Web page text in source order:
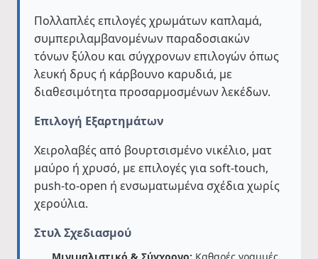
Πολλαπλές επιλογές χρωμάτων καπλαμά,
συμπεριλαμβανομένων παραδοσιακών
τόνων ξύλου και σύγχρονων επιλογών όπως
λευκή δρυς ή κάρβουνο καρυδιά, με
διαθεσιμότητα προσαρμοσμένων λεκέδων.
Επιλογή Εξαρτημάτων
Χειρολαβές από βουρτσισμένο νικέλιο, ματ
μαύρο ή χρυσό, με επιλογές για soft-touch,
push-to-open ή ενσωματωμένα σχέδια χωρίς
χερούλια.
Στυλ Σχεδιασμού